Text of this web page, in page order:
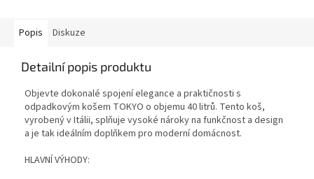
Popis Diskuze
Detailní popis produktu
Objevte dokonalé spojení elegance a praktičnosti s
odpadkovým košem TOKYO o objemu 40 litrů. Tento koš,
vyrobený v Itálii, splňuje vysoké nároky na funkčnost a design
a je tak ideálním doplňkem pro moderní domácnost.
HLAVNÍ VÝHODY: